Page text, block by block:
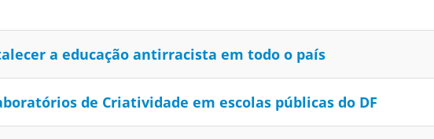
a educação antirracista em todo o país
de Criatividade em escolas públicas do DF